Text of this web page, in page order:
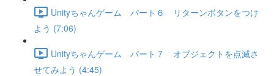
Unityちゃんゲーム パート６ リターンボタンをつけ
よう (7:06)
Unityちゃんゲーム パート７ オブジェクトを点滅さ
せてみよう (4:45)